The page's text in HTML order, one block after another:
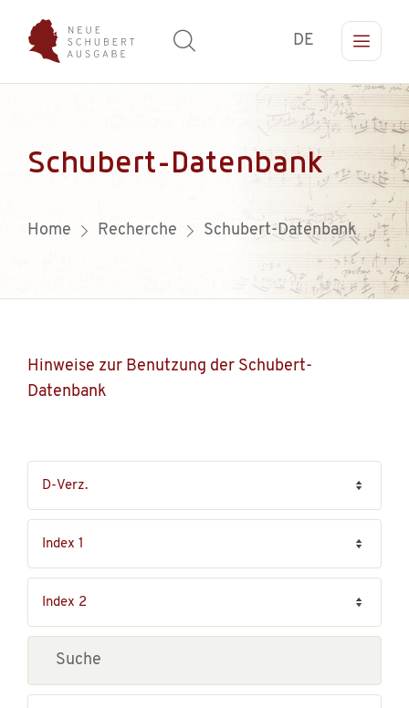
DE
Schubert-Datenbank
Home Recherche Schubert-Datenbank
Hinweise zur Benutzung der Schubert-
Datenbank